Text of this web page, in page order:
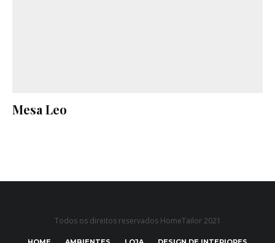
Mesa Leo
Todos os direitos reservados HomeTailor 2021